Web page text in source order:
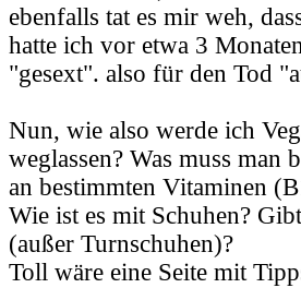
ebenfalls tat es mir weh,
hatte ich vor etwa 3
"gesext". also für den Tod
Nun, wie also werde ich
weglassen? Was muss man
an bestimmten Vitaminen
Wie ist es mit Schuhen?
(außer Turnschuhen)?
Toll wäre eine Seite mit